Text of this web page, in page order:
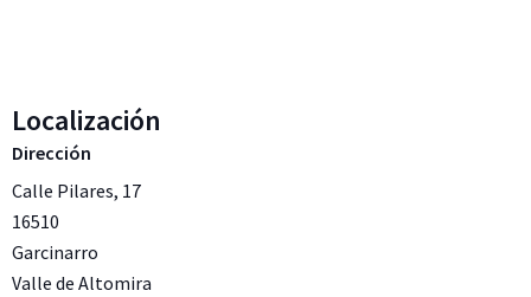
Localización
Dirección
Calle Pilares, 17
16510
Garcinarro
Valle de Altomira